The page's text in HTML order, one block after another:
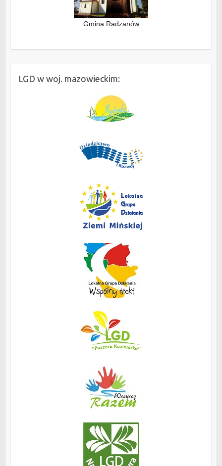
Gmina Radzanów
LGD w woj. mazowieckim: